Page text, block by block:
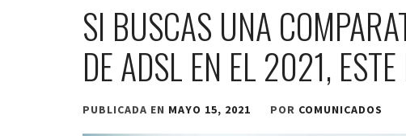
SI BUSCAS UNA
DE ADSL EN EL 2021,
PUBLICADA EN MAYO 15, 2021 POR COMUNICADOS